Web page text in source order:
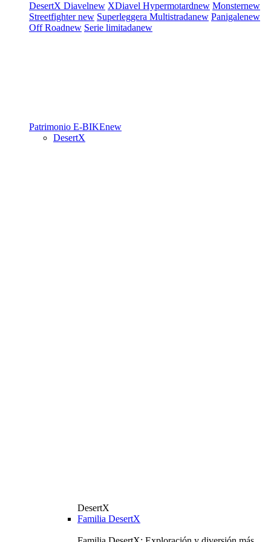
DesertX Diavelnew XDiavel Hypermotardnew Monsternew
Streetfighternew Superleggera Multistradanew Panigalenew
Off Roadnew Serie limitadanew
Patrimonio E-BIKEnew
DesertX
DesertX
Familia DesertX